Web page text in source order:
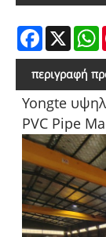
Facebook
X
περιγραφή
Yongte
PVC Pipe